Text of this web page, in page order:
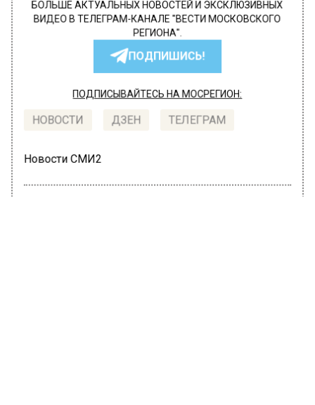
БОЛЬШЕ АКТУАЛЬНЫХ НОВОСТЕЙ И ЭКСКЛЮЗИВНЫХ
ВИДЕО В ТЕЛЕГРАМ-КАНАЛЕ "ВЕСТИ МОСКОВСКОГО
РЕГИОНА".
ПОДПИШИСЬ!
ПОДПИСЫВАЙТЕСЬ НА МОСРЕГИОН:
НОВОСТИ ДЗЕН ТЕЛЕГРАМ
Новости СМИ2